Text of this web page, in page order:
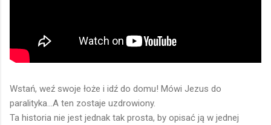
Wstań, weź swoje łoże i idź do domu! Mówi Jezus do
paralityka...A ten zostaje uzdrowiony.
Ta historia nie jest jednak tak prosta, by opisać ją w jednej